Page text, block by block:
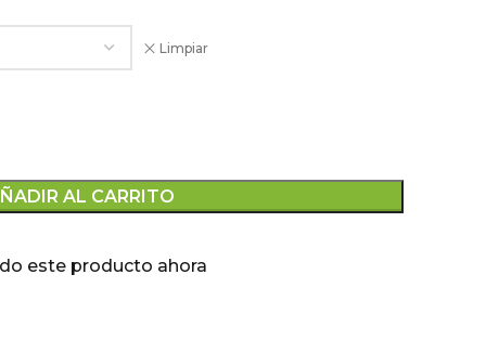
Limpiar
AL CARRITO
este producto ahora